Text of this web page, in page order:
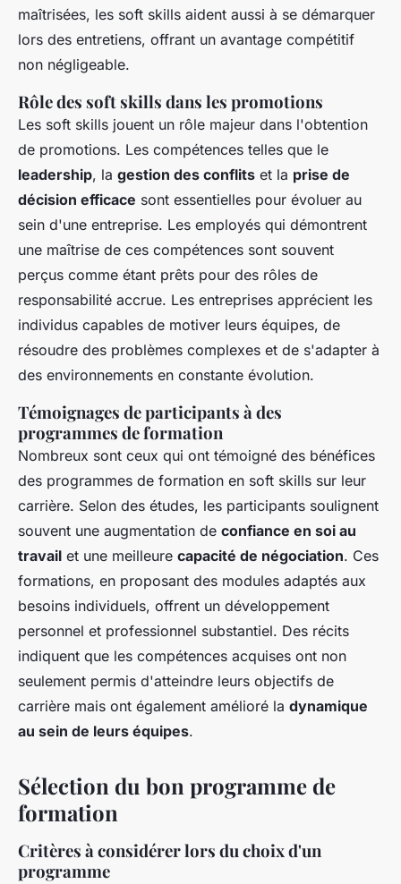
maîtrisées, les soft skills aident aussi à se démarquer
lors des entretiens, offrant un avantage compétitif
non négligeable.
Rôle des soft skills dans les promotions
Les soft skills jouent un rôle majeur dans l'obtention
de promotions. Les compétences telles que le
leadership, la gestion des conflits et la prise de
décision efficace sont essentielles pour évoluer au
sein d'une entreprise. Les employés qui démontrent
une maîtrise de ces compétences sont souvent
perçus comme étant prêts pour des rôles de
responsabilité accrue. Les entreprises apprécient les
individus capables de motiver leurs équipes, de
résoudre des problèmes complexes et de s'adapter à
des environnements en constante évolution.
Témoignages de participants à des
programmes de formation
Nombreux sont ceux qui ont témoigné des bénéfices
des programmes de formation en soft skills sur leur
carrière. Selon des études, les participants soulignent
souvent une augmentation de confiance en soi au
travail et une meilleure capacité de négociation. Ces
formations, en proposant des modules adaptés aux
besoins individuels, offrent un développement
personnel et professionnel substantiel. Des récits
indiquent que les compétences acquises ont non
seulement permis d'atteindre leurs objectifs de
carrière mais ont également amélioré la dynamique
au sein de leurs équipes.
Sélection du bon programme de
formation
Critères à considérer lors du choix d'un
programme